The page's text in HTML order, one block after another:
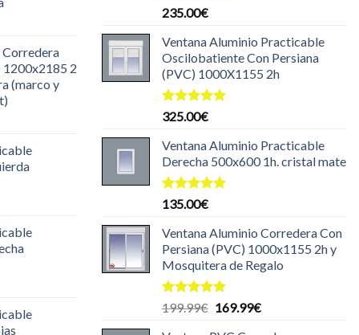
1200x2185 2
(marco y
Valorado
de 5
235.00€
Ventana Aluminio Practicable
Oscilobatiente Con Persiana
(PVC) 1000X1155 2h
Valorado
de 5
325.00€
Ventana Aluminio Practicable
Derecha 500x600 1h. cristal mate
Valorado
de 5
135.00€
Ventana Aluminio Corredera Con
Persiana (PVC) 1000x1155 2h y
Mosquitera de Regalo
Valorado
de 5
199.99€ El
169.99€El